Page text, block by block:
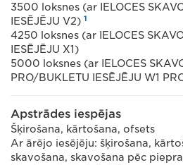
3500 loksnes (ar IELOCES
IESĒJĒJU V2) 1
4250 loksnes (ar IELOCES
IESĒJĒJU X1)
5000 loksnes (ar IELOCES
PRO/BUKLETU IESĒJĒJU W1
Apstrādes iespējas
Šķirošana, kārtošana, ofsets
Ar ārējo iesējēju: šķirošana,
skavošana, skavošana pēc